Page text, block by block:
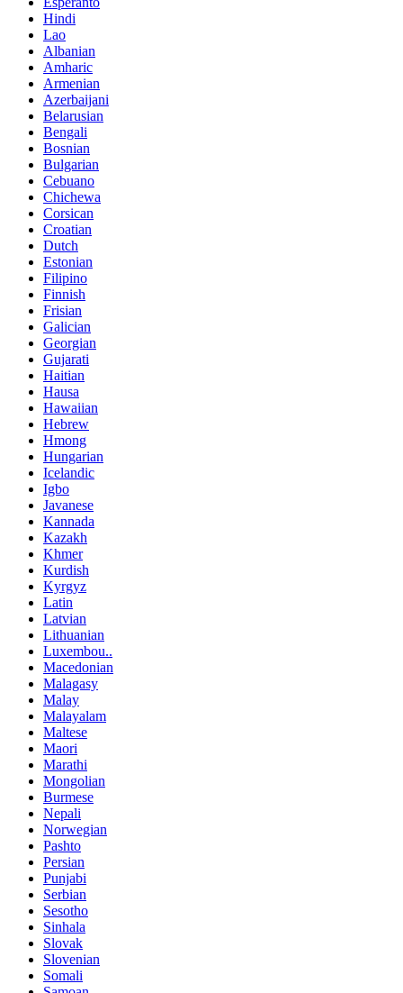
Hindi
Lao
Albanian
Amharic
Armenian
Azerbaijani
Belarusian
Bengali
Bosnian
Bulgarian
Cebuano
Chichewa
Corsican
Croatian
Dutch
Estonian
Filipino
Finnish
Frisian
Galician
Georgian
Gujarati
Haitian
Hausa
Hawaiian
Hebrew
Hmong
Hungarian
Icelandic
Igbo
Javanese
Kannada
Kazakh
Khmer
Kurdish
Kyrgyz
Latin
Latvian
Lithuanian
Luxembou..
Macedonian
Malagasy
Malay
Malayalam
Maltese
Maori
Marathi
Mongolian
Burmese
Nepali
Norwegian
Pashto
Persian
Punjabi
Serbian
Sesotho
Sinhala
Slovak
Slovenian
Somali